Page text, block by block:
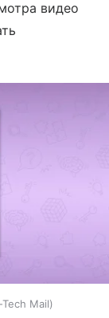
видео
Tech Mail